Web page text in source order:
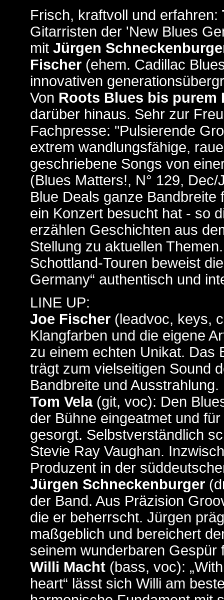
Frisch, kraftvoll und erfahren:
Gitarristen der 'New Blues
mit Jürgen
Fischer (ehem. Cadillac
innovativen
Von Roots Blues bis purem
darüber hinaus. Sehr zur
Fachpresse: "Pulsierende
extrem wandlungsfähige,
geschriebene Songs von
(Blues Matters!, N° 129, Dec/
Blue Deals ganze
ein Konzert besucht hat - so
erzählen Geschichten aus
Stellung zu aktuellen
Schottland-Touren beweist
Germany“ authentisch und
LINE UP:
Joe Fischer (leadvoc, keys,
Klangfarben und die eigene
zu einem echten Unikat. Das
trägt zum vielseitigen Sound
Bandbreite und Ausstrahlung.
Tom Vela (git, voc): Den
der Bühne eingeatmet und
gesorgt. Selbstverständlich
Stevie Ray Vaughan.
Produzent in der
Jürgen Schneckenburger
der Band. Aus Präzision
die er beherrscht. Jürgen
maßgeblich und bereichert
seinem wunderbaren Gespür
Willi Macht (bass, voc):
heart“ lässt sich Willi am